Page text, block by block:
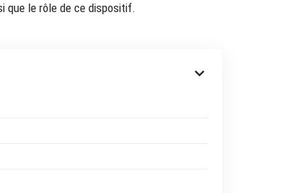
que le rôle de ce dispositif.